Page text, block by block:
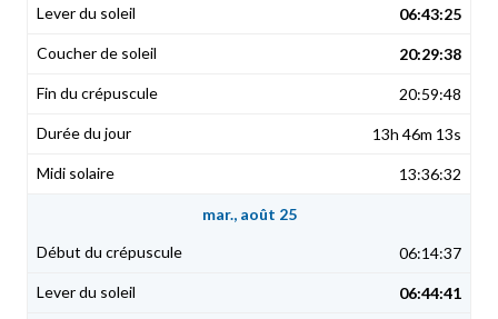
06:43:25
20:29:38
20:59:48
13h 46m 13s
13:36:32
mar., août 25
06:14:37
06:44:41